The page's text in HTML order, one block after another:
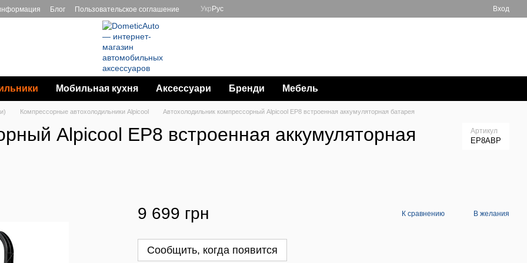
Блог Пользовательское соглашение Укр Рус Вход
Мобильная кухня Аксессуари Бренди Мебель
Компрессорные автохолодильники Alpicool Автохолодильник компрессорный Alpicool EP8 встроенная аккумуляторная батарея
Alpicool EP8 встроенная аккумуляторная
Артикул
EP8ABP
9 699 грн К сравнению В желания
Сообщить, когда появится